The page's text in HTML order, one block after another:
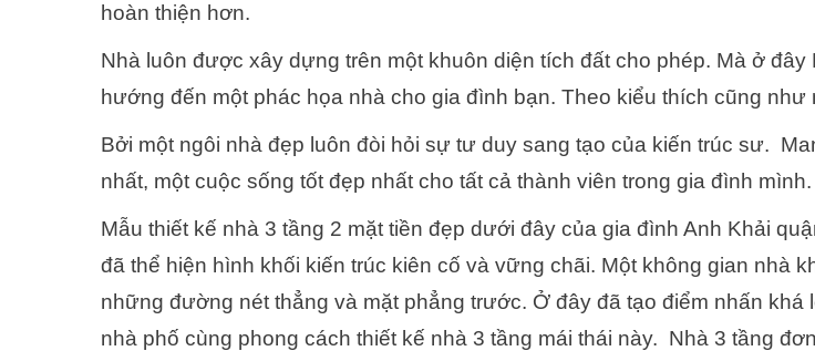
hoàn thiện hơn.
Nhà luôn được xây dựng trên một khuôn diện tích đất cho phép. Mà ở
hướng đến một phác họa nhà cho gia đình bạn. Theo kiểu thích cũng
Bởi một ngôi nhà đẹp luôn đòi hỏi sự tư duy sang tạo của kiến trúc sư.
nhất, một cuộc sống tốt đẹp nhất cho tất cả thành viên trong gia đình mình.
Mẫu thiết kế nhà 3 tầng 2 mặt tiền đẹp dưới đây của gia đình Anh Khải
đã thể hiện hình khối kiến trúc kiên cố và vững chãi. Một không gian nhà
những đường nét thẳng và mặt phẳng trước. Ở đây đã tạo điểm nhấn khá
nhà phố cùng phong cách thiết kế nhà 3 tầng mái thái này. Nhà 3 tầng